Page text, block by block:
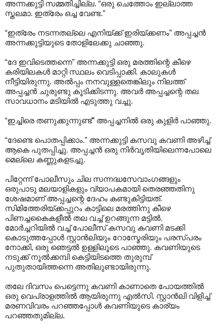
അന്നക്കുട്ടി സമ്മതിച്ചില്ല. “ഒരു ചെത്തോം ഇല്ലാത്ത
സ്തലമാ. ഇത്രേം ഒച്ച വേണ്ട.”
“ഇത്രേം നടന്നതല്ലെ എനിയ്ക്ക് ഇരിയ്ക്കണം” അപ്പച്ചൻ
അന്നക്കുട്ടിയുടെ തോളിലേക്കു ചാഞ്ഞു.
“ദേ ഇവിടെത്തന്നെ” അന്നക്കുട്ടി ഒരു മരത്തിന്റെ കീഴെ
കരിയിലകൾ മാറ്റി സ്ഥലം വെടിപ്പാക്കി. കാലുകൾ
നീട്ടിയിരുന്നു. അൽപ്പം നനവുള്ളതെങ്കിലും നിലത്ത്
അപ്പച്ചൻ ചുരുണ്ടു കൂടിക്കിടന്നു. അവർ അപ്പച്ചന്റെ തല
സാവധാനം മടിയിൽ എടുത്തു വച്ചു.
“ഇച്ചിരെ തണുക്കുന്നുണ്ട്” അപ്പച്ചനിൽ ഒരു കുളിർ പാഞ്ഞു.
“ദേണ്ടെ പൊതപ്പിക്കാം.” അന്നക്കുട്ടി കസവു കവണി അഴിച്ച്
ആകെ പുതപ്പിച്ചു. അപ്പച്ചൻ ഒരു നിർവൃതിയിലെന്നപോലെ
മെല്ലെ കണ്ണുകളടച്ചു.
പിറ്റേന്ന് പോലീസും ചില സന്നദ്ധസേവാംഗങ്ങളും
ഒരുപാടു മലയാളികളും വ്യാപകമായി തെരഞ്ഞതിനു
ശേഷമാണ് അപ്പച്ചന്റെ ദേഹം കണ്ടുകിട്ടിയത്.
സിമിത്തേരിയ്ക്കപ്പുറം കാട്ടിലെ മരത്തിനു കീഴെ
പിണച്ചകൈകളീൽ തല വച്ച് ഉറങ്ങുന്ന മട്ടിൽ.
മോർച്ചറിയിൽ വച്ച് പോലീസ് കസവു കവണി മടക്കി
കൊടുത്തപ്പോൾ സ്റ്റാൻലിയും റോസ്മേരിയും പരസ്പരം
നോക്കി, ഒരു ഞെട്ടൽ ഉള്ളിലൂടെ പാഞ്ഞു. കവണിയുടെ
നടുക്ക് നൂൽക്കമ്പി കെട്ടിയിടത്തെ തുരുമ്പ്
പുതുതായിത്തന്നെ അതിലുണ്ടായിരുന്നു.
തലേ ദിവസം പെട്ടെന്നു കവണി കാണാതെ പോയത്തിൽ
ഒരു വെപ്രാളത്തിൽ ആയിരുന്നു എൽസി. സ്റ്റാൻലി വിളിച്ച്
മരണവിവരം പറഞ്ഞപ്പോൾ കവണിയുടെ കാര്യം
പറഞ്ഞതുമില്ല.